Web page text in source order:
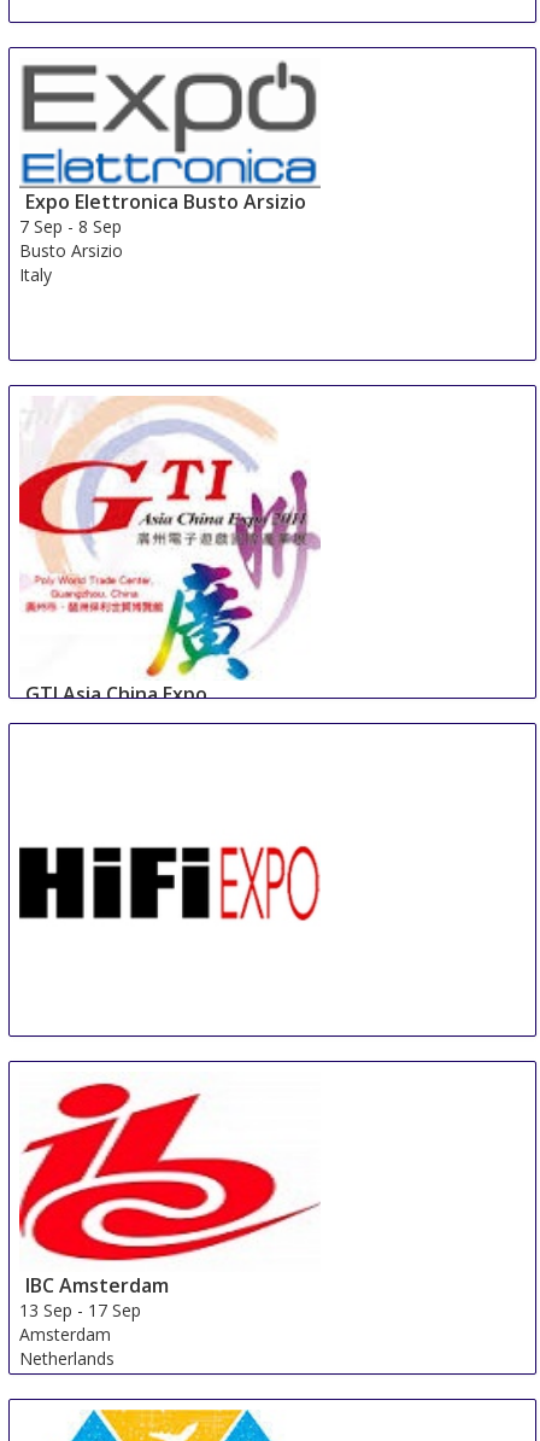
6 Sep-9 Sep
Matosinhos
Portugal
Expo Elettronica Busto Arsizio
7 Sep -8 Sep
Busto Arsizio
Italy
GTI Asia China Expo
10 Sep-12 Sep
Helsinki
Finland
IBC Amsterdam
13 Sep - 17 Sep
Amsterdam
Netherlands